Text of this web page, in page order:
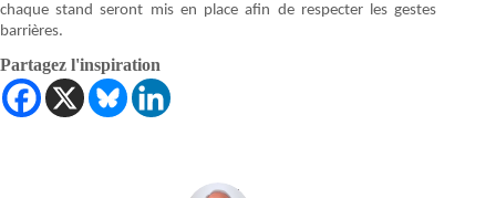
chaque stand seront mis en place afin de respecter les gestes
barrières.
Partagez l'inspiration